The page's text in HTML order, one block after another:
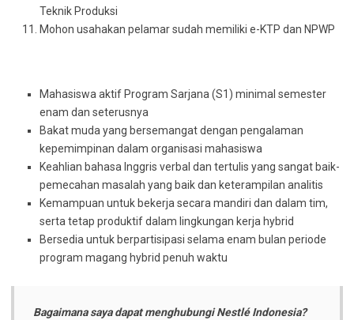
Teknik Produksi
Mohon usahakan pelamar sudah memiliki e-KTP dan NPWP
Mahasiswa aktif Program Sarjana (S1) minimal semester
enam dan seterusnya
Bakat muda yang bersemangat dengan pengalaman
kepemimpinan dalam organisasi mahasiswa
Keahlian bahasa Inggris verbal dan tertulis yang sangat baik-
pemecahan masalah yang baik dan keterampilan analitis
Kemampuan untuk bekerja secara mandiri dan dalam tim,
serta tetap produktif dalam lingkungan kerja hybrid
Bersedia untuk berpartisipasi selama enam bulan periode
program magang hybrid penuh waktu
Bagaimana saya dapat menghubungi Nestlé Indonesia?